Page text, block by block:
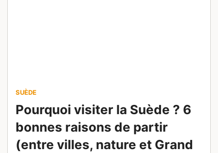
SUÈDE
Pourquoi visiter la Suède ? 6
bonnes raisons de partir
(entre villes, nature et Grand